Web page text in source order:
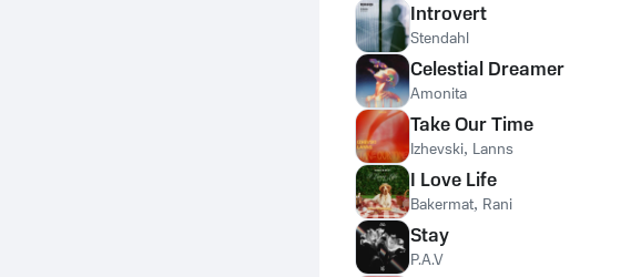
Introvert
Stendahl
Celestial Dreamer
Amonita
Take Our Time
Izhevski, Lanns
I Love Life
Bakermat, Rani
Stay
P.A.V